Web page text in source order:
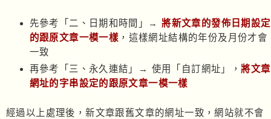
先參考「二、日期和時間」→將新文章的發佈日期設定
的跟原文章一模一樣 ，這樣網址結構的年份及月份才會
一致
再參考「三、永久連結」→ 使用「自訂網址」，將文章
網址的字串設定的跟原文章一模一樣
經過以上處理後，新文章跟舊文章的網址一致，網站就不會